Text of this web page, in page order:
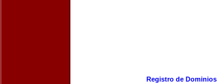
Registro de Dominios